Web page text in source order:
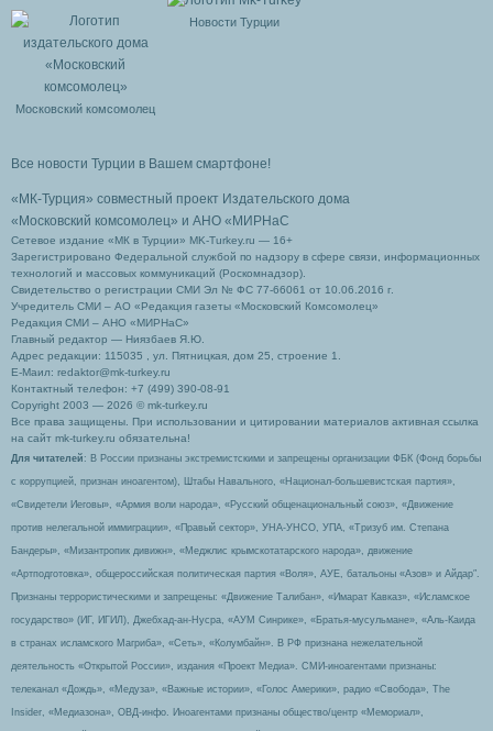
Московский комсомолец
Новости Турции
Все новости Турции в Вашем смартфоне!
«МК-Турция» совместный проект Издательского дома
«Московский комсомолец» и АНО «МИРНаС
Сетевое издание «МК в Турции» MK-Turkey.ru — 16+
Зарегистрировано Федеральной службой по надзору в сфере связи, информационных
технологий и массовых коммуникаций (Роскомнадзор).
Свидетельство о регистрации СМИ Эл № ФС 77-66061 от 10.06.2016 г.
Учредитель СМИ – АО «Редакция газеты «Московский Комсомолец»
Редакция СМИ – АНО «МИРНаС»
Главный редактор — Ниязбаев Я.Ю.
Адрес редакции: 115035 , ул. Пятницкая, дом 25, строение 1.
Е-Маил: redaktor@mk-turkey.ru
Контактный телефон: +7 (499) 390-08-91
Copyright 2003 — 2026 © mk-turkey.ru
Все права защищены. При использовании и цитировании материалов активная ссылка
на сайт mk-turkey.ru обязательна!
Для читателей : В России признаны экстремистскими и запрещены организации ФБК (Фонд борьбы
с коррупцией, признан иноагентом), Штабы Навального, «Национал-большевистская партия»,
«Свидетели Иеговы», «Армия воли народа», «Русский общенациональный союз», «Движение
против нелегальной иммиграции», «Правый сектор», УНА-УНСО, УПА, «Тризуб им. Степана
Бандеры», «Мизантропик дивижн», «Меджлис крымскотатарского народа», движение
«Артподготовка», общероссийская политическая партия «Воля», АУЕ, батальоны «Азов» и Айдар″.
Признаны террористическими и запрещены: «Движение Талибан», «Имарат Кавказ», «Исламское
государство» (ИГ, ИГИЛ), Джебхад-ан-Нусра, «АУМ Синрике», «Братья-мусульмане», «Аль-Каида
в странах исламского Магриба», «Сеть», «Колумбайн». В РФ признана нежелательной
деятельность «Открытой России», издания «Проект Медиа». СМИ-иноагентами признаны:
телеканал «Дождь», «Медуза», «Важные истории», «Голос Америки», радио «Свобода», The
Insider, «Медиазона», ОВД-инфо. Иноагентами признаны общество/центр «Мемориал»,